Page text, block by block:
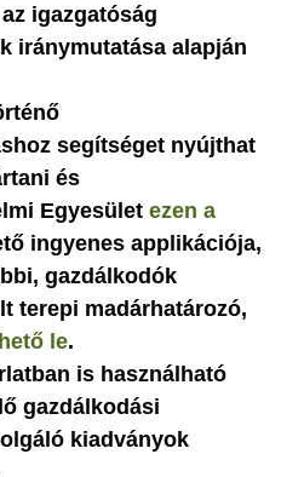
igazgatóság
iránymutatása alapján
segítséget nyújthat
és
Egyesület ezen a
ingyenes applikációja,
gazdálkodók
terepi madárhatározó,
le.
is használható
gazdálkodási
kiadványok